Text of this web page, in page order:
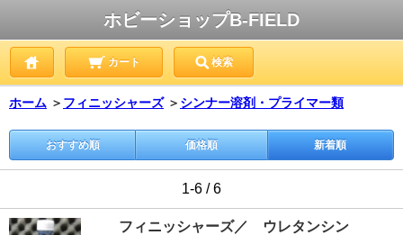
ホビーショップB-FIELD
カート 検索
ホーム ＞ フィニッシャーズ ＞ シンナー溶剤・プライマー類
おすすめ順 価格順 新着順
1-6 / 6
フィニッシャーズ／ ウレタンシン